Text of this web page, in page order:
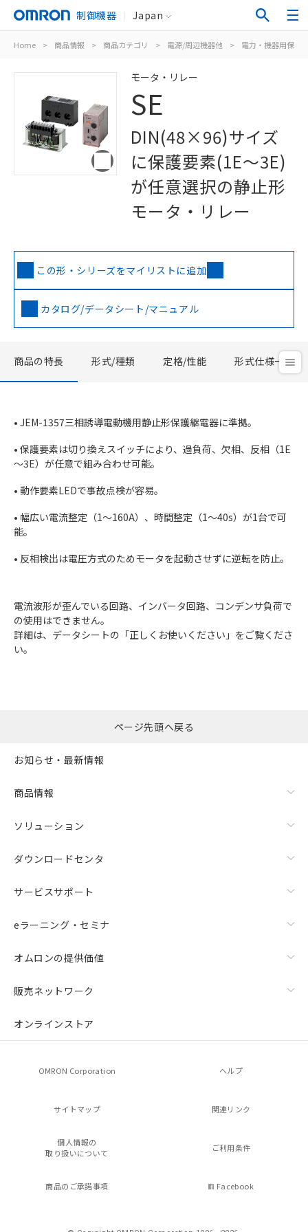
制御機器 Japan
Home > 商品情報 > 商品カテゴリ > 電源/周辺機器他 > 電力・機器用保護
モータ・リレー
SE
DIN(48×96)サイズ
に保護要素(1E～3E)
が任意選択の静止形
モータ・リレー
この形・シリーズをマイリストに追加
カタログ/データシート/マニュアル
商品の特長 形式/種類 定格/性能 形式仕様一覧
• JEM-1357三相誘導電動機用静止形保護継電器に準拠。
• 保護要素は切り換えスイッチにより、過負荷、欠相、反相（1E
～3E）が任意で組み合わせ可能。
• 動作要素LEDで事故点検が容易。
• 幅広い電流整定（1～160A）、時間整定（1～40s）が1台で可
能。
• 反相検出は電圧方式のためモータを起動させずに逆転を防止。
電流波形が歪んでいる回路、インバータ回路、コンデンサ負荷で
の使用はできません。
詳細は、データシートの「正しくお使いください」をご覧くださ
い。
ページ先頭へ戻る
お知らせ・最新情報
商品情報
ソリューション
ダウンロードセンタ
サービスサポート
eラーニング・セミナ
オムロンの提供価値
販売ネットワーク
オンラインストア
OMRON Corporation ヘルプ
サイトマップ 関連リンク
個人情報の
取り扱いについて
ご利用条件
商品のご承諾事項 Facebook